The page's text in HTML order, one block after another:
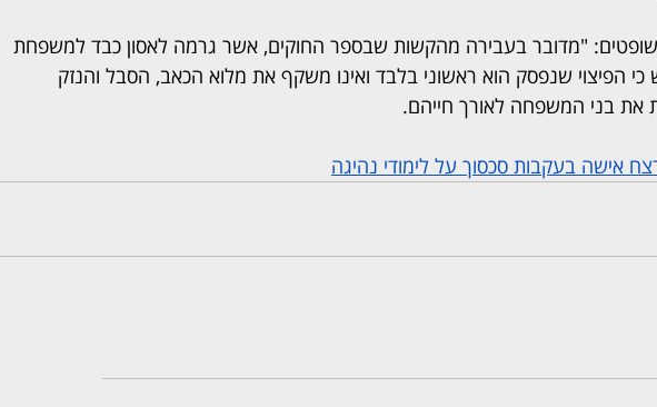
השופטים: "מדובר בעבירה מהקשות שבספר החוקים, אשר גרמה לאסון כבד למשפחת
הפיצוי שנפסק הוא ראשוני בלבד ואינו משקף את מלוא הכאב, הסבל והנזק
את בני המשפחה לאורך חייהם.